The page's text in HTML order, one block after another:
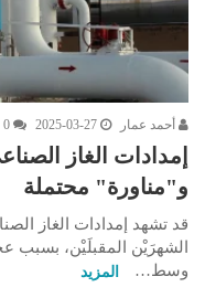
أحمد عمار 2025-03-27
0
إمدادات الغاز
و"مناورة" محتملة
قد تشهد إمدادات الغاز
الشهرَيْن المقبلَيْن، بسبب
وسط…
المزيد